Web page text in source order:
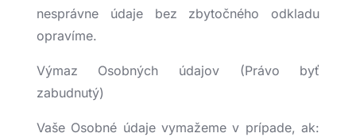
nesprávne údaje bez zbytočného odkladu
opravíme.
Výmaz Osobných údajov (Právo byť
zabudnutý)
Vaše Osobné údaje vymažeme v prípade, ak: